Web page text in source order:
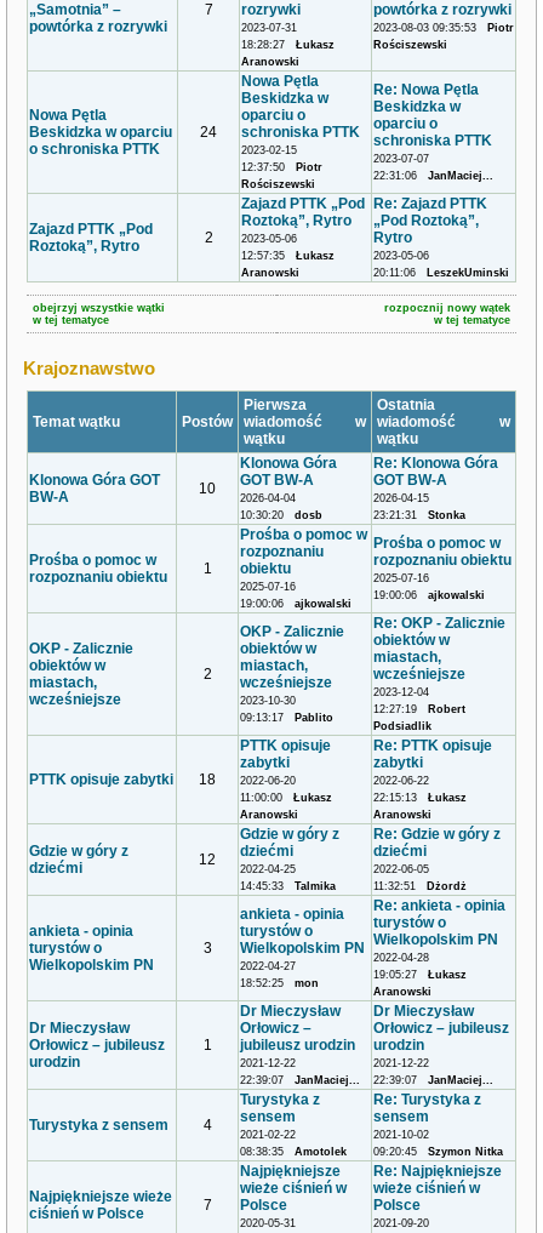
„Samotnia” –
powtórka z rozrywki
7
rozrywki
2023-07-31
18:28:27 Łukasz
Aranowski
powtórka z rozrywki
2023-08-03 09:35:53
Piotr
Rościszewski
Nowa Pętla
Beskidzka w oparciu
o schroniska PTTK
24
Nowa Pętla
Beskidzka w
oparciu o
schroniska PTTK
2023-02-15
12:37:50
Piotr
Rościszewski
Re: Nowa Pętla
Beskidzka w
oparciu o
schroniska PTTK
2023-07-07
22:31:06 JanMaciej...
Zajazd PTTK „Pod
Roztoką”, Rytro
2
Zajazd PTTK „Pod
Roztoką”, Rytro
2023-05-06
12:57:35 Łukasz
Aranowski
Re: Zajazd PTTK
„Pod Roztoką”,
Rytro
2023-05-06
20:11:06
LeszekUminski
obejrzyj wszystkie wątki
w tej tematyce
rozpocznij nowy wątek
w tej tematyce
Krajoznawstwo
Temat wątku Postów
Pierwsza
wiadomość w
wątku
Ostatnia
wiadomość w
wątku
Klonowa Góra GOT
BW-A
10
Klonowa Góra
GOT BW-A
2026-04-04
10:30:20 dosb
Re: Klonowa Góra
GOT BW-A
2026-04-15
23:21:31 Stonka
Prośba o pomoc w
rozpoznaniu obiektu
1
Prośba o pomoc w
rozpoznaniu
obiektu
2025-07-16
19:00:06 ajkowalski
Prośba o pomoc w
rozpoznaniu obiektu
2025-07-16
19:00:06 ajkowalski
OKP - Zalicznie
obiektów w
miastach,
wcześniejsze
2
OKP - Zalicznie
obiektów w
miastach,
wcześniejsze
2023-10-30
09:13:17
Pablito
Re: OKP - Zalicznie
obiektów w
miastach,
wcześniejsze
2023-12-04
12:27:19
Robert
Podsiadlik
PTTK opisuje zabytki 18
PTTK opisuje
zabytki
2022-06-20
11:00:00 Łukasz
Aranowski
Re: PTTK opisuje
zabytki
2022-06-22
22:15:13 Łukasz
Aranowski
Gdzie w góry z
dziećmi
12
Gdzie w góry z
dziećmi
2022-04-25
14:45:33 Talmika
Re: Gdzie w góry z
dziećmi
2022-06-05
11:32:51
Dżordż
ankieta - opinia
turystów o
Wielkopolskim PN
3
ankieta - opinia
turystów o
Wielkopolskim PN
2022-04-27
18:52:25 mon
Re: ankieta - opinia
turystów o
Wielkopolskim PN
2022-04-28
19:05:27 Łukasz
Aranowski
Dr Mieczysław
Orłowicz – jubileusz
urodzin
1
Dr Mieczysław
Orłowicz –
jubileusz urodzin
2021-12-22
22:39:07 JanMaciej...
Dr Mieczysław
Orłowicz – jubileusz
urodzin
2021-12-22
22:39:07 JanMaciej...
Turystyka z sensem 4
Turystyka z
sensem
2021-02-22
08:38:35 Amotolek
Re: Turystyka z
sensem
2021-10-02
09:20:45 Szymon Nitka
Najpiękniejsze wieże
ciśnień w Polsce
7
Najpiękniejsze
wieże ciśnień w
Polsce
2020-05-31
Re: Najpiękniejsze
wieże ciśnień w
Polsce
2021-09-20